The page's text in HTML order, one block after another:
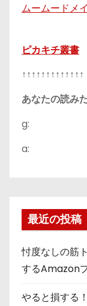
ムームードメ
ピカキチ叢書
↑↑↑↑↑↑↑↑↑↑↑↑↑
あなたの読み
g:
a:
最近の投稿
忖度なしの筋
するAmazon
やると損する